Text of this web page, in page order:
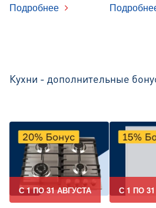
Подробнее
Кухни - дополнительные
С 1 ПО 31 АВГУСТА С 1 ПО